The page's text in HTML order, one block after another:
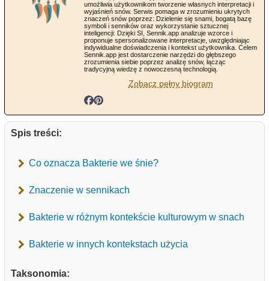
umożliwia użytkownikom tworzenie własnych interpretacji i
wyjaśnień snów. Serwis pomaga w zrozumieniu ukrytych
znaczeń snów poprzez: Dzielenie się snami, bogatą bazę
symboli i senników oraz wykorzystanie sztucznej
inteligencji: Dzięki SI, Sennik.app analizuje wzorce i
proponuje spersonalizowane interpretacje, uwzględniając
indywidualne doświadczenia i kontekst użytkownika. Celem
Sennik.app jest dostarczenie narzędzi do głębszego
zrozumienia siebie poprzez analizę snów, łącząc
tradycyjną wiedzę z nowoczesną technologią.
Zobacz pełny biogram
Spis treści:
Co oznacza Bakterie we śnie?
Znaczenie w sennikach
Bakterie w różnym kontekście kulturowym w snach
Bakterie w innych kontekstach użycia
Taksonomia: